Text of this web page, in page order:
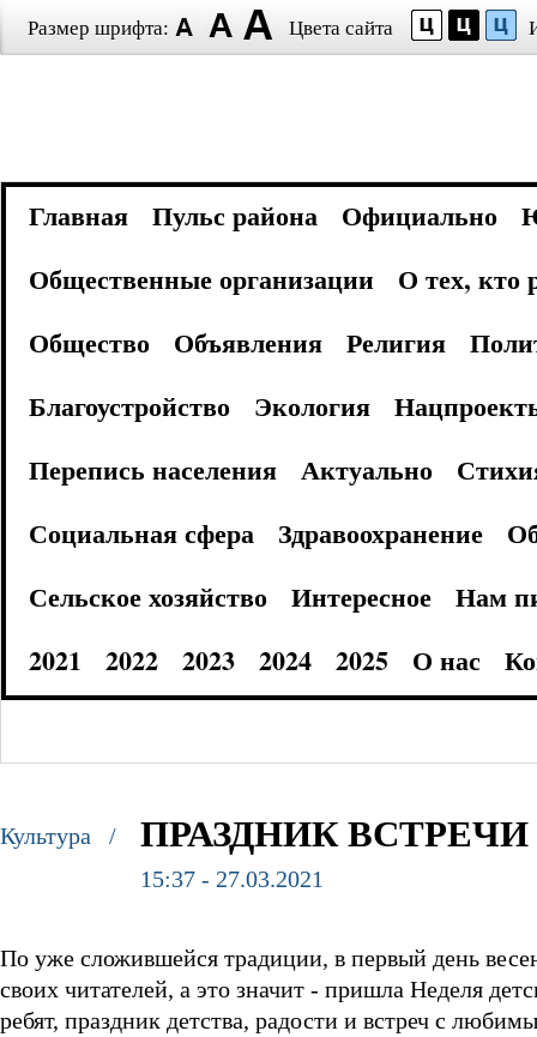
Размер шрифта: Цвета сайта
Главная Пульс района Официально
Общественные организации
О тех, кто
Общество
Объявления Религия
Благоустройство
Экология
Перепись населения
Актуально
Социальная сфера
Здравоохранение
Сельское хозяйство
Интересное
Нам
2021
2022 2023 2024 2025 О нас
Культура / ПРАЗДНИК
15:37 - 27.03.2021
По уже сложившейся традиции, в первый день
своих читателей, а это значит - пришла Неделя
ребят, праздник детства, радости и встреч с